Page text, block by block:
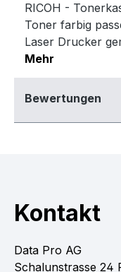
RICOH -
Toner farbig
Laser Drucker
Mehr
Bewertungen
Kontakt
Data Pro AG
Schalunstrasse 24